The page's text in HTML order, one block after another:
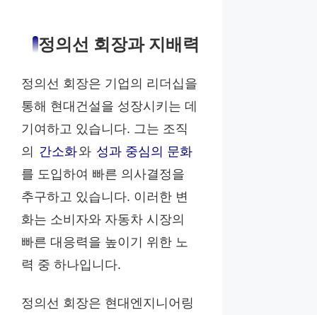
정의선 회장과 지배력
정의선 회장은 기업의 리더십을
통해 현대건설을 성장시키는 데
기여하고 있습니다. 그는 조직
의 간소화와 성과 중심의 문화
를 도입하여 빠른 의사결정을
추구하고 있습니다. 이러한 변
화는 소비자와 자동차 시장의
빠른 대응력을 높이기 위한 노
력 중 하나입니다.
정의선 회장은 현대엔지니어링